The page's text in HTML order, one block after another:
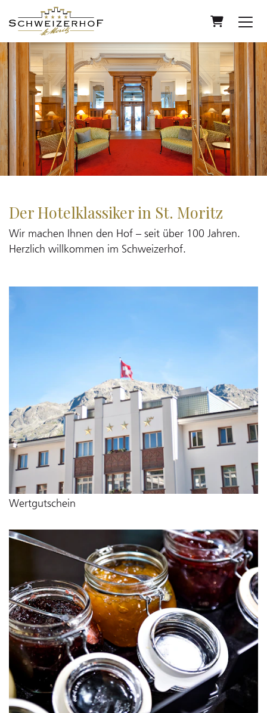
Der Hotelklassiker in St. Moritz
Wir machen Ihnen den Hof – seit über 100 Jahren.
Herzlich willkommen im Schweizerhof.
Wertgutschein